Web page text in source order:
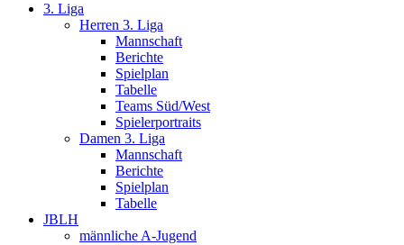
3. Liga
Herren 3. Liga
Mannschaft
Berichte
Spielplan
Tabelle
Teams Süd/West
Spielerportraits
Damen 3. Liga
Mannschaft
Berichte
Spielplan
Tabelle
JBLH
männliche A-Jugend